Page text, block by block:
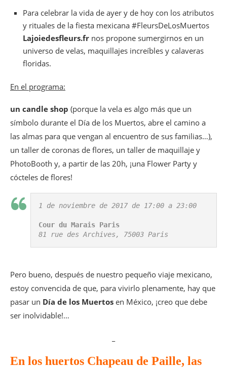
Para celebrar la vida de ayer y de hoy con los atributos
y rituales de la fiesta mexicana #FleursDeLosMuertos
Lajoiedesfleurs.fr nos propone sumergirnos en un
universo de velas, maquillajes increíbles y calaveras
floridas.
En el programa:
un candle shop (porque la vela es algo más que un
símbolo durante el Día de los Muertos, abre el camino a
las almas para que vengan al encuentro de sus familias…),
un taller de coronas de flores, un taller de maquillaje y
PhotoBooth y, a partir de las 20h, ¡una Flower Party y
cócteles de flores!
1 de noviembre de 2017 de 17:00 a 23:00
Cour du Marais Paris
81 rue des Archives, 75003 Paris
Pero bueno, después de nuestro pequeño viaje mexicano,
estoy convencida de que, para vivirlo plenamente, hay que
pasar un Día de los Muertos en México, ¡creo que debe
ser inolvidable!…
En los huertos Chapeau de Paille, las